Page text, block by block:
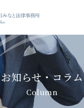
お知らせ・コラム
Column